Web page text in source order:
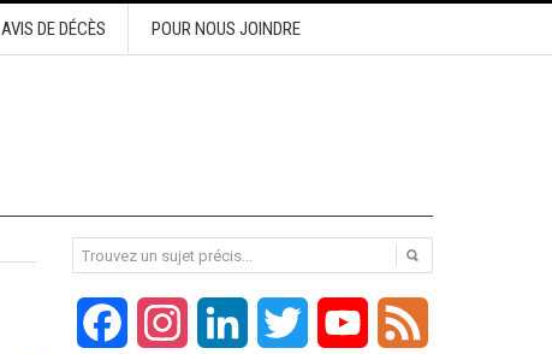
AVIS DE DÉCÈS POUR NOUS JOINDRE
FacebookInstagramLinkedIn Twitter YouTube